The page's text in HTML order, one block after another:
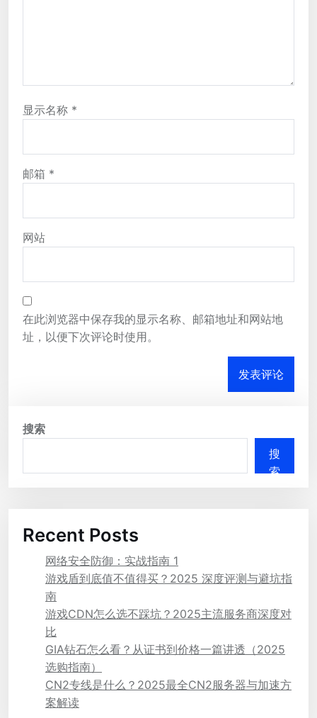
显示名称 *
邮箱 *
网站
在此浏览器中保存我的显示名称、邮箱地址和网站地
址，以便下次评论时使用。
搜索
搜
索
Recent Posts
网络安全防御：实战指南 1
游戏盾到底值不值得买？2025 深度评测与避坑指
南
游戏CDN怎么选不踩坑？2025主流服务商深度对
比
GIA钻石怎么看？从证书到价格一篇讲透（2025
选购指南）
CN2专线是什么？2025最全CN2服务器与加速方
案解读